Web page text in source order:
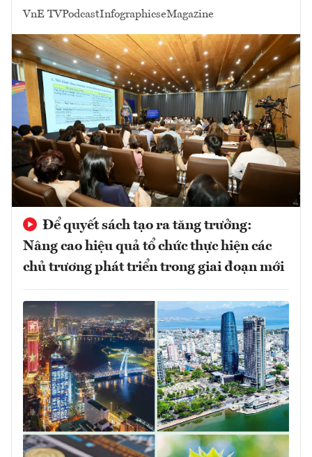
VnE TVPodcastInfographicseMagazine
Để quyết sách tạo ra tăng trưởng:
Nâng cao hiệu quả tổ chức thực hiện các
chủ trương phát triển trong giai đoạn mới